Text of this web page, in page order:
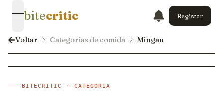
open navigation menu
bitecritic Registar
Voltar Categorias de comida Mingau
BITECRITIC · CATEGORIA